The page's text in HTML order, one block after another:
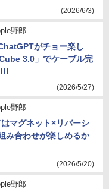
(2026/6/3)
野郎
がチョー楽し
3.0」でケーブル完
(2026/5/27)
野郎
マグネット×リバーシ
合わせが楽しめるか
(2026/5/20)
野郎